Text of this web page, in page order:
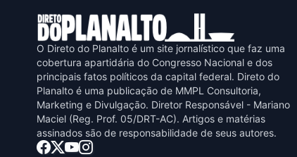
O Direto do Planalto é um site jornalístico que faz uma
cobertura apartidária do Congresso Nacional e dos
principais fatos políticos da capital federal. Direto do
Planalto é uma publicaçāo de MMPL Consultoria,
Marketing e Divulgaçāo. Diretor Responsável - Mariano
Maciel (Reg. Prof. 05/DRT-AC). Artigos e matérias
assinados sāo de responsabilidade de seus autores.